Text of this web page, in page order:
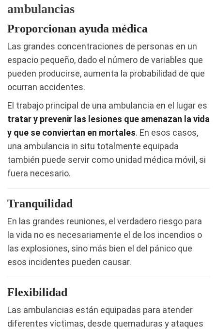
ambulancias
Proporcionan ayuda médica
Las grandes concentraciones de personas en un
espacio pequeño, dado el número de variables que
pueden producirse, aumenta la probabilidad de que
ocurran accidentes.
El trabajo principal de una ambulancia en el lugar es
tratar y prevenir las lesiones que amenazan la vida
y que se conviertan en mortales. En esos casos,
una ambulancia in situ totalmente equipada
también puede servir como unidad médica móvil, si
fuera necesario.
Tranquilidad
En las grandes reuniones, el verdadero riesgo para
la vida no es necesariamente el de los incendios o
las explosiones, sino más bien el del pánico que
esos incidentes pueden causar.
Flexibilidad
Las ambulancias están equipadas para atender
diferentes víctimas, desde quemaduras y ataques